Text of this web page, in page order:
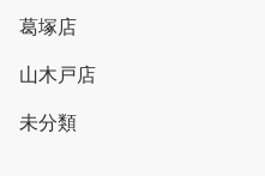
葛塚店
山木戸店
未分類